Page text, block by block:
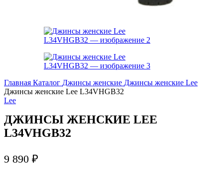
Главная Каталог Джинсы женские Джинсы женские Lee
Джинсы женские Lee L34VHGB32
Lee
ДЖИНСЫ ЖЕНСКИЕ LEE
L34VHGB32
9 890 ₽